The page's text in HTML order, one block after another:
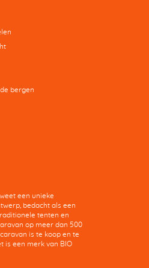
bergen
een unieke
bedacht als een
tenten en
op meer dan 500
is te koop en te
is een merk van BIO